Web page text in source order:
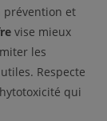
prévention et
vise mieux
les
Respecte
qui